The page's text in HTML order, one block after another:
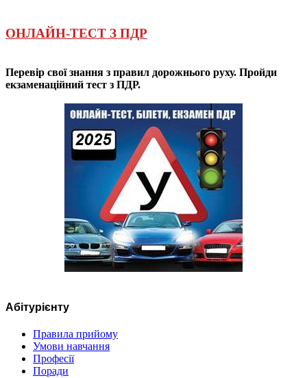
ОНЛАЙН-ТЕСТ З ПДР
Перевір свої знання з правил дорожнього руху. Пройди
екзаменаційний тест з ПДР.
Абітурієнту
Правила прийому
Умови навчання
Професії
Поради